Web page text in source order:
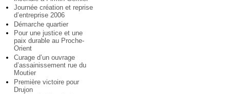
Journée création et reprise
d’entreprise 2006
Démarche quartier
Pour une justice et une
paix durable au Proche-
Orient
Curage d’un ouvrage
d’assainissement rue du
Moutier
Première victoire pour
Drujon